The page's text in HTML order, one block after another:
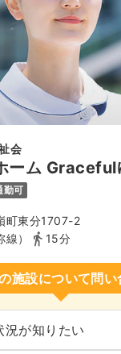
会
ーム Graceful
勤可
町東分1707-2
）
15分
施設について問い
況が知りたい